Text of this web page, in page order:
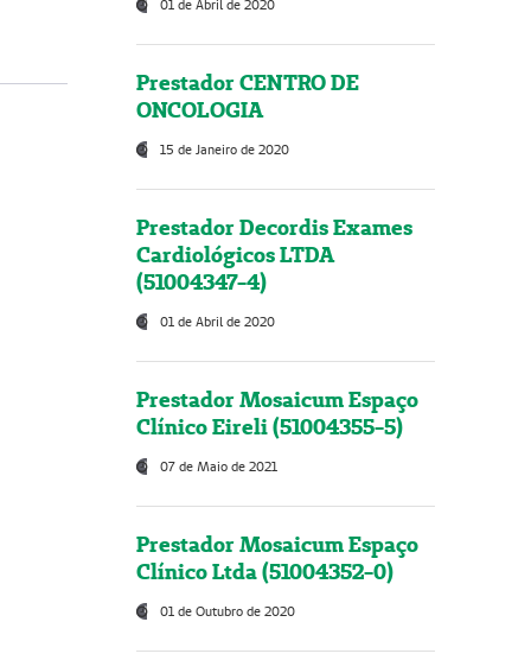
01 de Abril de 2020
Prestador CENTRO DE
ONCOLOGIA
15 de Janeiro de 2020
Prestador Decordis Exames
Cardiológicos LTDA
(51004347-4)
01 de Abril de 2020
Prestador Mosaicum Espaço
Clínico Eireli (51004355-5)
07 de Maio de 2021
Prestador Mosaicum Espaço
Clínico Ltda (51004352-0)
01 de Outubro de 2020